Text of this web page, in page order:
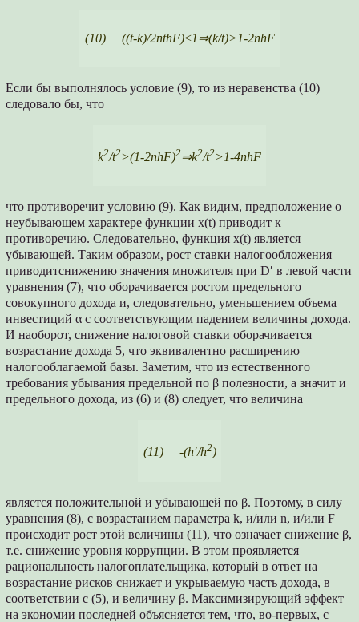
(10) ((t-k)/2nthF)≤1⇒(k/t)>1-2nhF
Если бы выполнялось условие (9), то из неравенства (10)
следовало бы, что
k2/t2>(1-2nhF)2⇒k2/t2>1-4nhF
что противоречит условию (9). Как видим, предположение о
неубывающем характере функции x(t) приводит к
противоречию. Следовательно, функция x(t) является
убывающей. Таким образом, рост ставки налогообложения
приводитснижению значения множителя при D′ в левой части
уравнения (7), что оборачивается ростом предельного
совокупного дохода и, следовательно, уменьшением объема
инвестиций α с соответствующим падением величины дохода.
И наоборот, снижение налоговой ставки оборачивается
возрастание дохода 5, что эквивалентно расширению
налогооблагаемой базы. Заметим, что из естественного
требования убывания предельной по β полезности, а значит и
предельного дохода, из (6) и (8) следует, что величина
(11) -(h′/h2)
является положительной и убывающей по β. Поэтому, в силу
уравнения (8), с возрастанием параметра k, и/или n, и/или F
происходит рост этой величины (11), что означает снижение β,
т.е. снижение уровня коррупции. В этом проявляется
рациональность налогоплательщика, который в ответ на
возрастание рисков снижает и укрываемую часть дохода, в
соответствии с (5), и величину β. Максимизирующий эффект
на экономии последней объясняется тем, что, во-первых, с